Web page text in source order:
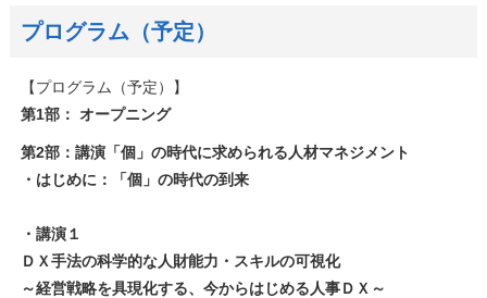
プログラム（予定）
【プログラム（予定）】
第1部： オープニング
第2部：講演「個」の時代に求められる人材マネジメント
・はじめに：「個」の時代の到来
・講演１
ＤＸ手法の科学的な人財能力・スキルの可視化
～経営戦略を具現化する、今からはじめる人事ＤＸ～